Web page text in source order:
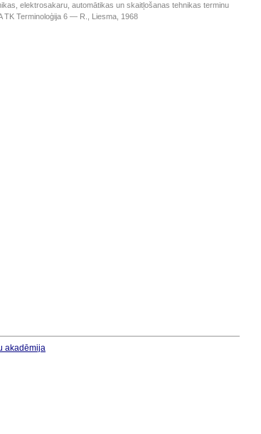
elektrosakaru, automātikas un skaitļošanas tehnikas terminu
TK Terminoloģija 6 — R., Liesma, 1968
akadēmija